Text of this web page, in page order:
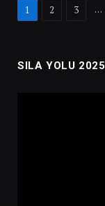
1 2 3 …
SILA YOLU 2025